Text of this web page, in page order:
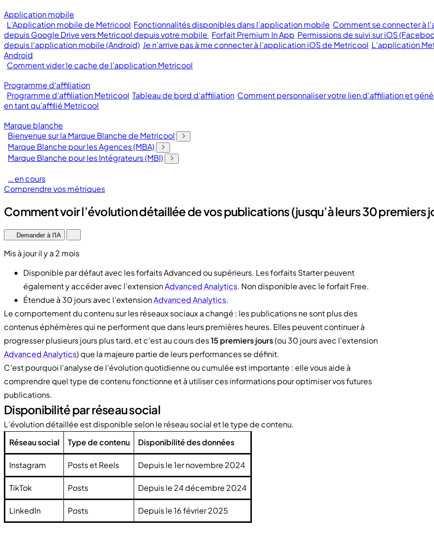
Application mobile
L’Application mobile de Metricool Fonctionnalités disponibles dans l’application mobile Comment se connecter à
depuis Google Drive vers Metricool depuis votre mobile Forfait Premium In App Permissions de suivi sur iOS
depuis l’application mobile (Android) Je n’arrive pas à me connecter à l’application iOS de Metricool L’application
Android
Comment vider le cache de l’application Metricool
Programme d'affiliation
Programme d’affiliation Metricool Tableau de bord d’affiliation Comment personnaliser votre lien d'affiliation et
en tant qu’affilié Metricool
Marque blanche
Bienvenue sur la Marque Blanche de Metricool
Marque Blanche pour les Agences (MBA)
Marque Blanche pour les Intégrateurs (MBI)
… en cours
Comprendre vos métriques
Comment voir l’évolution détaillée de vos publications (jusqu’à leurs 30 premiers
Demander à l'IA
Mis à jour il y a 2 mois
Disponible par défaut avec les forfaits Advanced ou supérieurs. Les forfaits Starter peuvent
également y accéder avec l’extensionAdvanced Analytics. Non disponible avec le forfait Free.
Étendue à 30 jours avec l’extensionAdvanced Analytics.
Le comportement du contenu sur les réseaux sociaux a changé : les publications ne sont plus des
contenus éphémères qui ne performent que dans leurs premières heures. Elles peuvent continuer à
progresser plusieurs jours plus tard, et c’est au cours des15 premiers jours(ou 30 jours avec l’extension
Advanced Analytics) que la majeure partie de leurs performances se définit.
C’est pourquoi l’analyse de l’évolution quotidienne ou cumulée est importante : elle vous aide à
comprendre quel type de contenu fonctionne et à utiliser ces informations pour optimiser vos futures
publications.
Disponibilité par réseau social
L’évolution détaillée est disponible selon le réseau social et le type de contenu.
Réseau social
Type de contenu Disponibilité des données
Instagram Posts et Reels Depuis le 1er novembre 2024
TikTok Posts Depuis le 24 décembre 2024
LinkedIn Posts Depuis le 16 février 2025